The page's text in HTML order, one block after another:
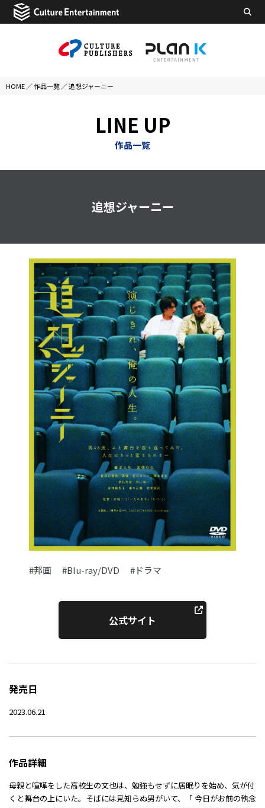
HOME ／作品一覧 ／追想ジャーニー
LINE UP
作品一覧
追想ジャーニー
#邦画 #Blu-ray/DVD #ドラマ
公式サイト
発売日
2023.06.21
作品詳細
母親と喧嘩をした高校生の文也は、勉強もせずに居眠りを始め、気が付
くと舞台の上にいた。そばには見知らぬ男がいて、「 今日がお前の執念